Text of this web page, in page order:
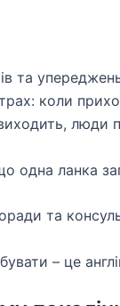
та
коли
люди
ланка
та
– це